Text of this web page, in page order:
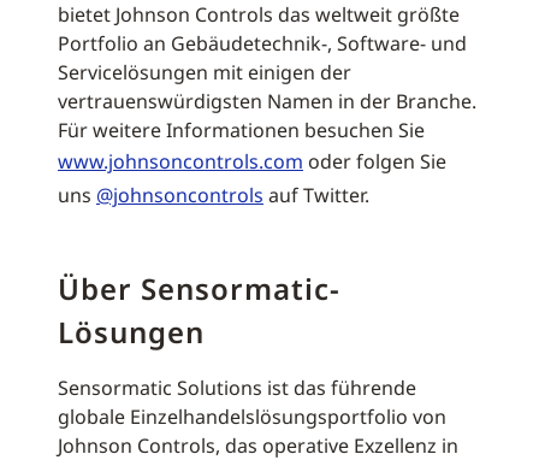
bietet Johnson Controls das weltweit größte
Portfolio an Gebäudetechnik-, Software- und
Servicelösungen mit einigen der
vertrauenswürdigsten Namen in der Branche.
Für weitere Informationen besuchen Sie
www.johnsoncontrols.com oder folgen Sie
uns @johnsoncontrols auf Twitter.
Über Sensormatic-
Lösungen
Sensormatic Solutions ist das führende
globale Einzelhandelslösungsportfolio von
Johnson Controls, das operative Exzellenz in